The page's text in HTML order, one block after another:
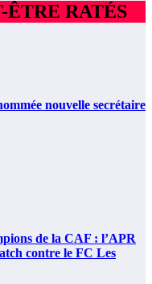
ÊTRE RATÉS
nouvelle secrétaire
de la CAF : l’APR
contre le FC Les